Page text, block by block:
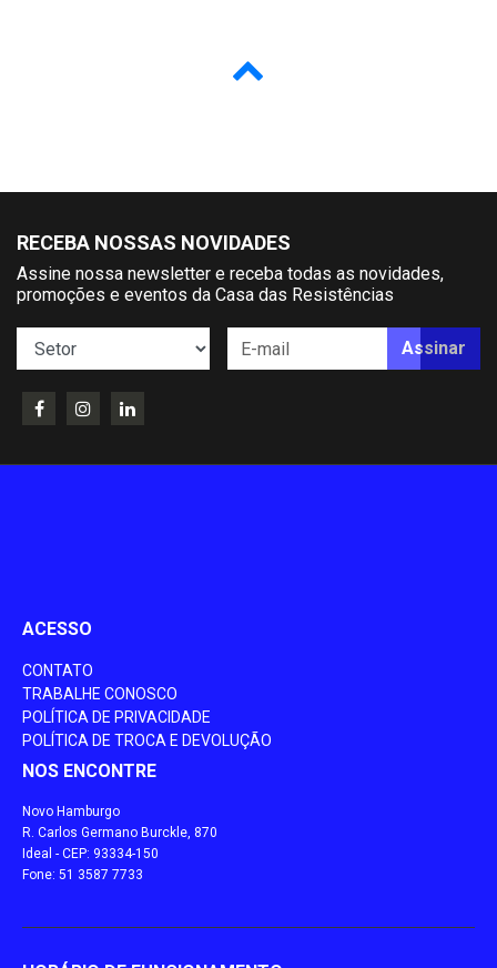
RECEBA NOSSAS NOVIDADES
Assine nossa newsletter e receba todas as novidades,
promoções e eventos da Casa das Resistências
Assinar
ACESSO
CONTATO
TRABALHE CONOSCO
POLÍTICA DE PRIVACIDADE
POLÍTICA DE TROCA E DEVOLUÇÃO
NOS ENCONTRE
Novo Hamburgo
R. Carlos Germano Burckle, 870
Ideal - CEP: 93334-150
Fone: 51 3587 7733